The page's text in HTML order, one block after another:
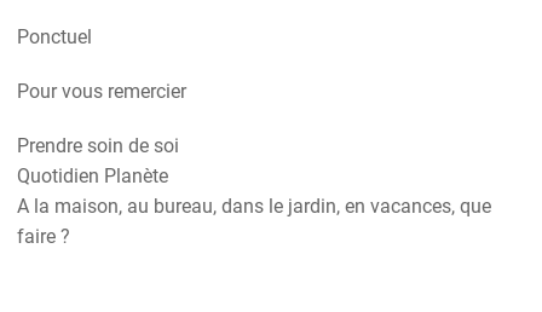
Ponctuel
Pour vous remercier
Prendre soin de soi
Quotidien Planète
A la maison, au bureau, dans le jardin, en vacances, que
faire ?